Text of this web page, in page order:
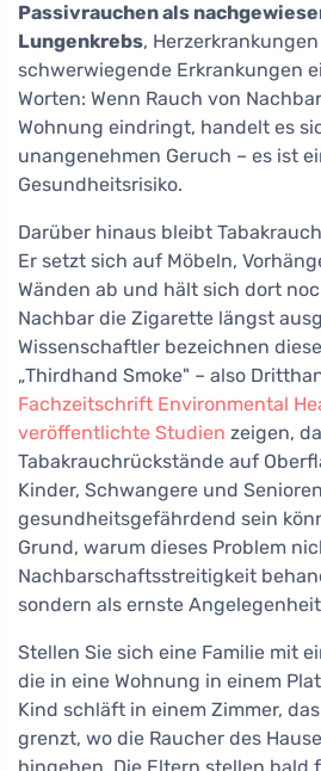
Passivrauchen als
Lungenkrebs,
schwerwiegende Erkrankungen
Worten: Wenn Rauch von
Wohnung eindringt, handelt es
unangenehmen Geruch – es ist
Gesundheitsrisiko.
Darüber hinaus bleibt
Er setzt sich auf Möbeln,
Wänden ab und hält sich dort
Nachbar die Zigarette längst
Wissenschaftler bezeichnen
„Thirdhand Smoke" – also
Fachzeitschrift Environmental
veröffentlichte Studien zeigen,
Tabakrauchrückstände auf
Kinder, Schwangere und Senioren
gesundheitsgefährdend sein
Grund, warum dieses Problem
Nachbarschaftsstreitigkeit
sondern als ernste
Stellen Sie sich eine Familie mit
die in eine Wohnung in einem
Kind schläft in einem Zimmer,
grenzt, wo die Raucher des